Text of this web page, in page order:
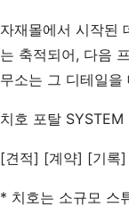
자재몰에서 시작된
는 축적되어, 다음
무소는 그 디테일을
치호 포탈 SYSTEM
[견적] [계약] [기록
* 치호는 소규모 스